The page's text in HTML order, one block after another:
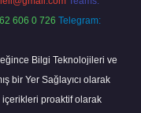
606 0 726 Telegram:
Bilgi Teknolojileri ve
bir Yer Sağlayıcı olarak
içerikleri proaktif olarak